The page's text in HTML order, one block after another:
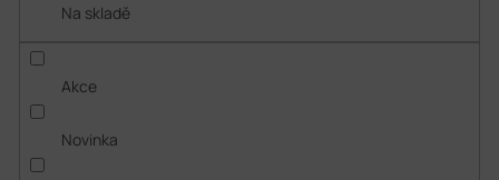
Na skladě
Akce
Novinka